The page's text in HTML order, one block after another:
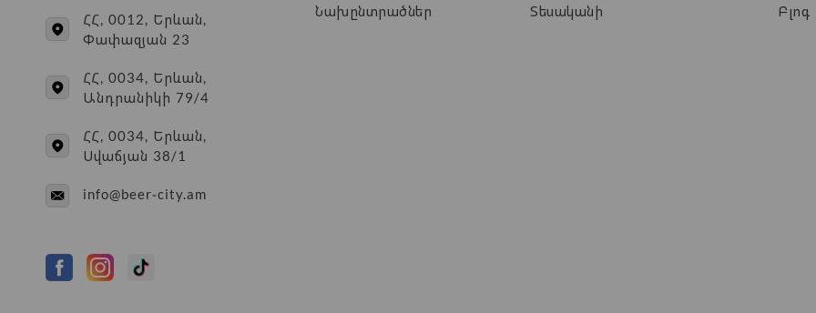
ՀՀ, 0012, Երևան,
Փափազյան 23
ՀՀ, 0034, Երևան,
Անդրանիկի 79/4
ՀՀ, 0034, Երևան,
Սվաճյան 38/1
info@beer-city.am
Նախընտրածներ Տեսականի Բլոգ